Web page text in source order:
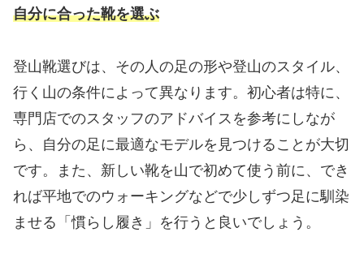
自分に合った靴を選ぶ
登山靴選びは、その人の足の形や登山のスタイル、
行く山の条件によって異なります。初心者は特に、
専門店でのスタッフのアドバイスを参考にしなが
ら、自分の足に最適なモデルを見つけることが大切
です。また、新しい靴を山で初めて使う前に、でき
れば平地でのウォーキングなどで少しずつ足に馴染
ませる「慣らし履き」を行うと良いでしょう。